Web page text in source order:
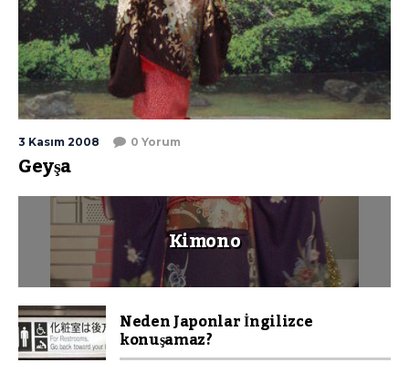
3 Kasım 2008 0 Yorum
Geyşa
Kimono
Neden Japonlar İngilizce
konuşamaz?